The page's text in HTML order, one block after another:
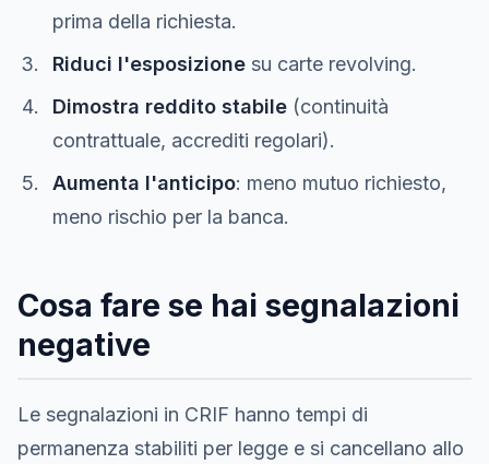
prima della richiesta.
Riduci l'esposizione su carte revolving.
Dimostra reddito stabile (continuità
contrattuale, accrediti regolari).
Aumenta l'anticipo: meno mutuo richiesto,
meno rischio per la banca.
Cosa fare se hai segnalazioni
negative
Le segnalazioni in CRIF hanno tempi di
permanenza stabiliti per legge e si cancellano allo